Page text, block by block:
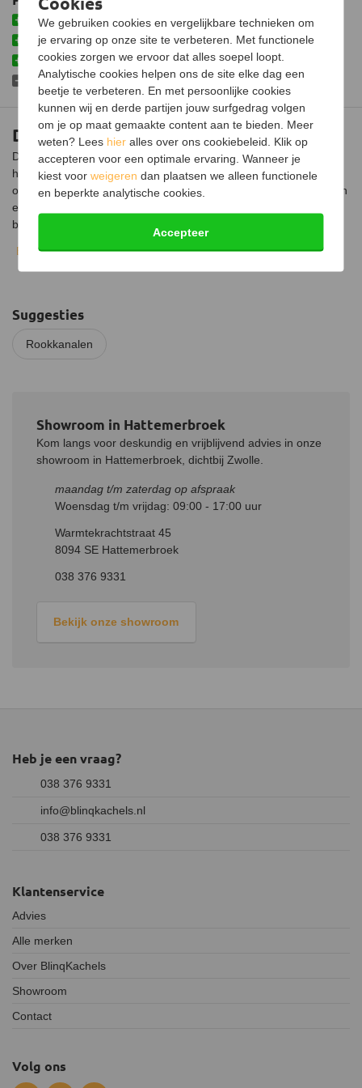
Dikwandig rozet
Dit dikwandige rozet wordt gebruikt om het gat tussen de pijp en
het plafond mooi af te werken. Indien de kachelpijp door een
onbrandbare vloer heen gaat kan dat tot aan het plafond met een
enkelwandige pijp. Om dit mooi af te werken is een rozet vaak
benodigd.
Het rozet kan gemakkelijk worden vastgezet met de schroef aan
de achterkant van het rozet. Het dikwandig rozet is gemaakt van
Bekijk volledige beschrijving
Op kleur gespoten met hittebestendige lak
Mooie afwerking het plafond
Gemaakt van 2 mm dik materiaal
Hittebestendige lak nog niet geïmpregneerd
Suggesties
Rookkanalen
Showroom in Hattemerbroek
Kom langs voor deskundig en vrijblijvend advies in onze
showroom in Hattemerbroek, dichtbij Zwolle.
maandag t/m zaterdag op afspraak
Woensdag t/m vrijdag: 09:00 - 17:00 uur
Warmtekrachtstraat 45
8094 SE Hattemerbroek
038 376 9331
Bekijk onze showroom
Heb je een vraag?
038 376 9331
info@blinqkachels.nl
038 376 9331
Klantenservice
Advies
Alle merken
Over BlinqKachels
Showroom
Contact
Volg ons
We gebruiken cookies en vergelijkbare technieken om
je ervaring op onze site te verbeteren. Met functionele
cookies zorgen we ervoor dat alles soepel loopt.
Analytische cookies helpen ons de site elke dag een
beetje te verbeteren. En met persoonlijke cookies
kunnen wij en derde partijen jouw surfgedrag volgen
om je op maat gemaakte content aan te bieden. Meer
weten? Lees hier alles over ons cookiebeleid. Klik op
accepteren voor een optimale ervaring. Wanneer je
kiest voorweigeren dan plaatsen we alleen functionele
en beperkte analytische cookies.
Accepteer